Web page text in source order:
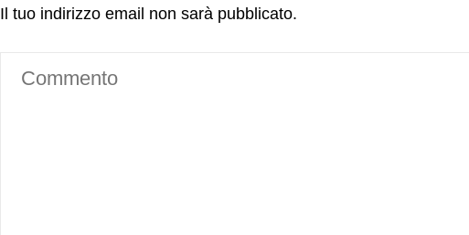
Il tuo indirizzo email non sarà pubblicato.